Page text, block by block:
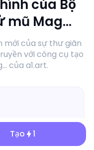
của Bộ
mũ Mag...
mới của sự thư giãn
với công cụ tạo
của a1.art.
Tạo 1